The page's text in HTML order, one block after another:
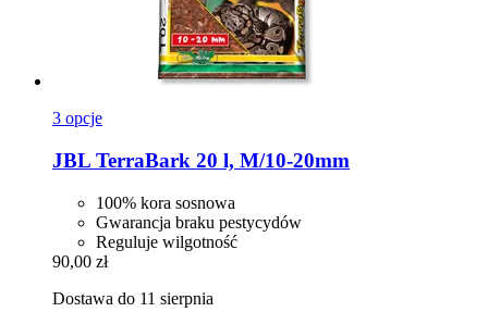
3 opcje
JBL TerraBark 20 l, M/10-​20mm
100% kora sosnowa
Gwarancja braku pestycydów
Reguluje wilgotność
90,00 zł
Dostawa do 11 sierpnia